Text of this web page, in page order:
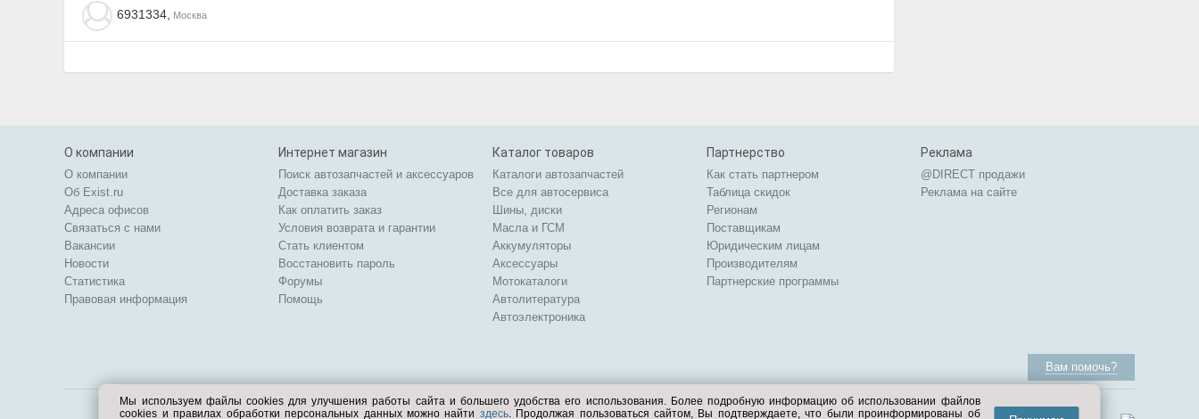
6931334, Москва
О компании
О компании
Об Exist.ru
Адреса офисов
Связаться с нами
Вакансии
Новости
Статистика
Правовая информация
Интернет магазин
Поиск автозапчастей и аксессуаров
Доставка заказа
Как оплатить заказ
Условия возврата и гарантии
Стать клиентом
Восстановить пароль
Форумы
Помощь
Каталог товаров
Каталоги автозапчастей
Все для автосервиса
Шины, диски
Масла и ГСМ
Аккумуляторы
Аксессуары
Мотокаталоги
Автолитература
Автоэлектроника
Партнерство
Как стать партнером
Таблица скидок
Регионам
Поставщикам
Юридическим лицам
Производителям
Партнерские программы
Реклама
@DIRECT продажи
Реклама на сайте
Вам помочь?
Мы используем файлы cookies для улучшения работы сайта и большего удобства его использования. Более подробную информацию об использовании файлов
cookies и правилах обработки персональных данных можно найти здесь. Продолжая пользоваться сайтом, Вы подтверждаете, что были проинформированы об